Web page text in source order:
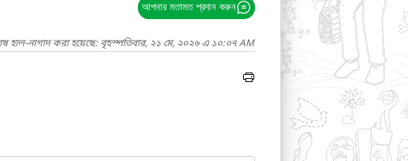
আপনার মতামত প্রদান করুন
হাল-নাগাদ করা হয়েছে: বৃহস্পতিবার, ২১ মে, ২০২৬ এ ১০:০৭ AM